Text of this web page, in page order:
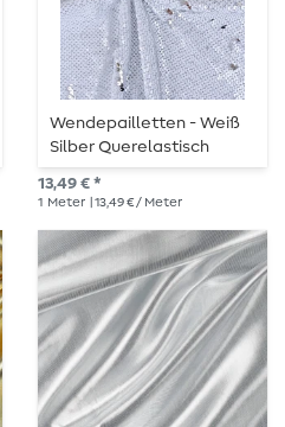
Wendepailletten - Weiß
Silber Querelastisch
13,49 € *
1 Meter | 13,49 € / Meter